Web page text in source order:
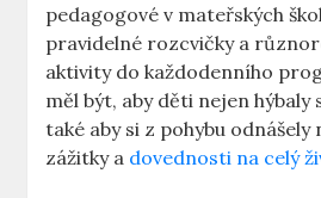
pedagogové v mateřských
pravidelné rozcvičky a
aktivity do každodenního
měl být, aby děti nejen hýbaly
také aby si z pohybu
zážitky a dovednosti na celý